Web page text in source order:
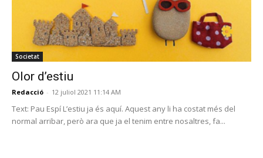
Societat
Olor d’estiu
Redacció - 12 juliol 2021 11:14 AM
Text: Pau Espí L’estiu ja és aquí. Aquest any li ha costat més del
normal arribar, però ara que ja el tenim entre nosaltres, fa...